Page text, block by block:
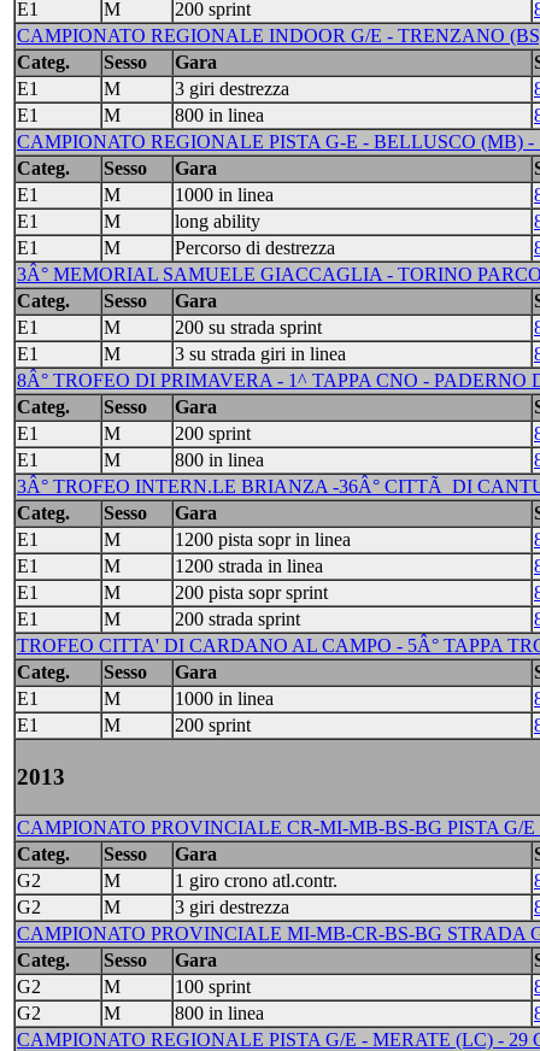
E1
M 200 sprint
CAMPIONATO REGIONALE INDOOR G/E - TRENZANO
Categ.
Sesso Gara
E1
M 3 giri destrezza
E1
M 800 in linea
CAMPIONATO REGIONALE PISTA G-E - BELLUSCO (MB) -
Categ.
Sesso Gara
E1
M 1000 in linea
E1
M long ability
E1
M Percorso di destrezza
3Â° MEMORIAL SAMUELE GIACCAGLIA - TORINO
Categ.
Sesso Gara
E1
M 200 su strada sprint
E1
M 3 su strada giri in linea
8Â° TROFEO DI PRIMAVERA - 1^ TAPPA CNO - PADERNO
Categ.
Sesso Gara
E1
M 200 sprint
E1
M 800 in linea
3Â° TROFEO INTERN.LE BRIANZA -36Â° CITTÃ DI
Categ.
Sesso Gara
E1
M 1200 pista sopr in linea
E1
M 1200 strada in linea
E1
M 200 pista sopr sprint
E1
M 200 strada sprint
TROFEO CITTA' DI CARDANO AL CAMPO - 5Â° TAPPA
Categ.
Sesso Gara
E1
M 1000 in linea
E1
M 200 sprint
2013
CAMPIONATO PROVINCIALE CR-MI-MB-BS-BG PISTA G/
Categ.
Sesso Gara
G2
M 1 giro crono atl.contr.
G2
M 3 giri destrezza
CAMPIONATO PROVINCIALE MI-MB-CR-BS-BG STRADA
Categ.
Sesso Gara
G2
M 100 sprint
G2
M 800 in linea
CAMPIONATO REGIONALE PISTA G/E - MERATE (LC) - 29